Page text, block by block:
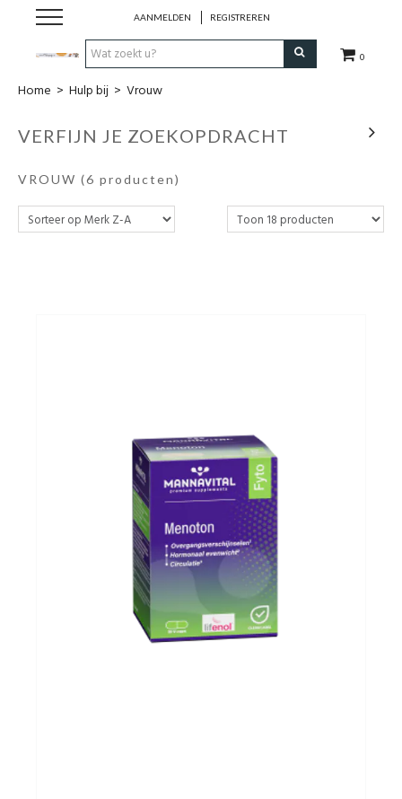
0
AANMELDEN REGISTREREN
Hulp bij
Natuurlijke remedies
Home > Hulp bij > Vrouw
VERFIJN JE ZOEKOPDRACHT
VROUW (6 producten)